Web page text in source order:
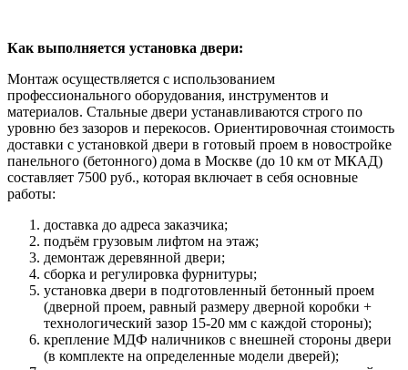
Как выполняется установка двери:
Монтаж осуществляется с использованием
профессионального оборудования, инструментов и
материалов. Стальные двери устанавливаются строго по
уровню без зазоров и перекосов. Ориентировочная стоимость
доставки с установкой двери в готовый проем в новостройке
панельного (бетонного) дома в Москве (до 10 км от МКАД)
составляет 7500 руб., которая включает в себя основные
работы:
доставка до адреса заказчика;
подъём грузовым лифтом на этаж;
демонтаж деревянной двери;
сборка и регулировка фурнитуры;
установка двери в подготовленный бетонный проем
(дверной проем, равный размеру дверной коробки +
технологический зазор 15-20 мм с каждой стороны);
крепление МДФ наличников с внешней стороны двери
(в комплекте на определенные модели дверей);